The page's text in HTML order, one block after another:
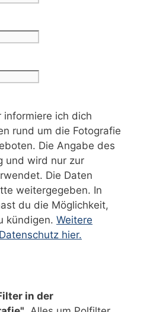
ich dich
rund um die Fotografie
Die Angabe des
und wird nur zur
Die Daten
weitergegeben. In
du die Möglichkeit,
kündigen. Weitere
hier.
in der